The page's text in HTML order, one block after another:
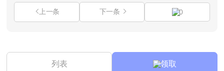
上一条 下一条 0
列表 领取